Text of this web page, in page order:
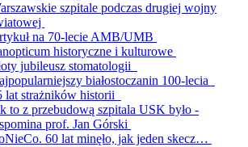
szpitale podczas drugiej wojny
na 70-lecie AMB/UMB
historyczne i kulturowe
jubileusz stomatologii
białostoczanin 100-lecia
lat strażników historii
to z przebudową szpitala USK było -
prof. Jan Górski
60 lat minęło, jak jeden skecz…